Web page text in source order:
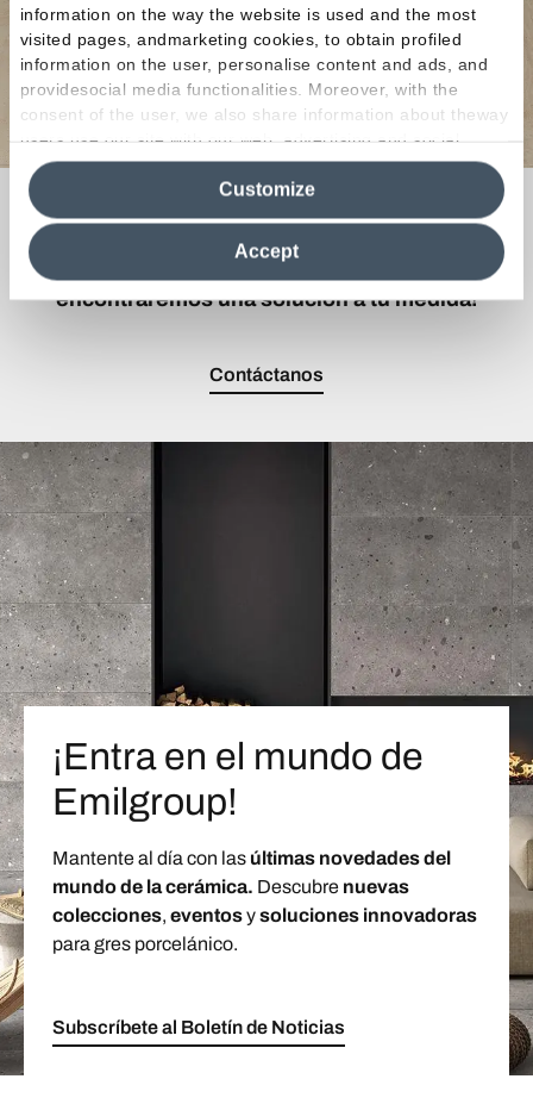
information on the way the website is used and the most
visited pages, andmarketing cookies, to obtain profiled
information on the user, personalise content and ads, and
providesocial media functionalities. Moreover, with the
consent of the user, we also share information about theway
users use our site with our web, advertising and social
media analytics partners, who may combine itwith other
information in their possession. By closing this banner,
clicking on "Reject", it will be possible tocontinue browsing
the site after installing only technical cookies. For more
information see the
Cookie Policy
Accept
Customize
Si buscas el revestimiento ideal para tu hogar o
tienda o tienes alguna curiosidad sobre nuestras
colecciones, ¡contáctanos!
encontraremos una solución a tu medida!
Contáctanos
¡Entra en el mundo de
Emilgroup!
Mantente al día con las últimas novedades del
mundo de la cerámica. Descubre nuevas
colecciones, eventosysoluciones innovadoras
para gres porcelánico.
Subscríbete al Boletín de Noticias